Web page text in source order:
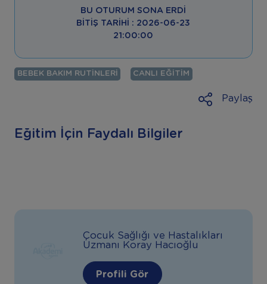
BU OTURUM SONA ERDI
BITIŞ TARIHI : 2026-06-23
21:00:00
BEBEK BAKIM RUTINLERI CANLI EĞITIM
Paylaş
Eğitim İçin Faydalı Bilgiler
Çocuk Sağlığı ve Hastalıkları
Uzmanı Koray Hacıoğlu
Profili Gör